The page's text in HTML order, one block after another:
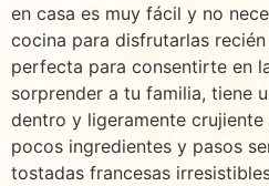
en casa es muy fácil y no
cocina para disfrutarlas
perfecta para consentirte en
sorprender a tu familia, tiene
dentro y ligeramente
pocos ingredientes y pasos
tostadas francesas